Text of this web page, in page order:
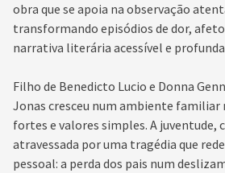
obra que se apoia na observação
transformando episódios de dor,
narrativa literária acessível e
Filho de Benedicto Lucio e Donna
Jonas cresceu num ambiente familiar
fortes e valores simples. A juventude,
atravessada por uma tragédia que
pessoal: a perda dos pais num